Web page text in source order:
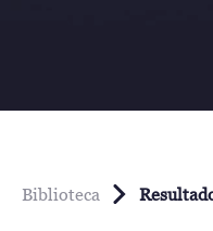
Biblioteca